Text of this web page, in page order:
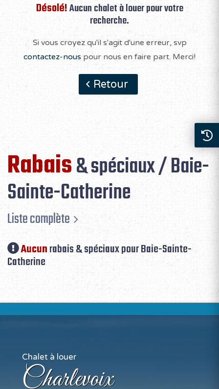
Désolé!Aucun chalet à louer pour votre
recherche.
Si vous croyez qu'il s'agit d'une erreur, svp
contactez-nous pour nous en faire part. Merci!
Retour
Rabais& spéciaux / Baie-
Sainte-Catherine
Liste complète
Aucunrabais & spéciaux pour Baie-Sainte-
Catherine
Chalet à louer
Charlevoix